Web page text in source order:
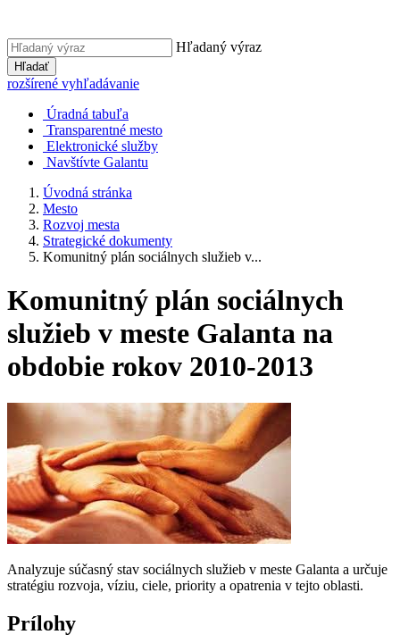
Hľadaný výraz
Hľadať
rozšírené vyhľadávanie
Úradná tabuľa
Transparentné mesto
Elektronické služby
Navštívte Galantu
Úvodná stránka
Mesto
Rozvoj mesta
Strategické dokumenty
Komunitný plán sociálnych služieb v...
Komunitný plán sociálnych
služieb v meste Galanta na
obdobie rokov 2010-2013
Analyzuje súčasný stav sociálnych služieb v meste Galanta a určuje
stratégiu rozvoja, víziu, ciele, priority a opatrenia v tejto oblasti.
Prílohy